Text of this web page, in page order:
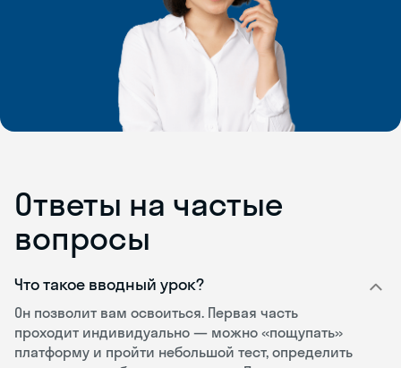
Ответы на частые
вопросы
Что такое вводный урок?
Он позволит вам освоиться. Первая часть
проходит индивидуально — можно «пощупать»
платформу и пройти небольшой тест, определить